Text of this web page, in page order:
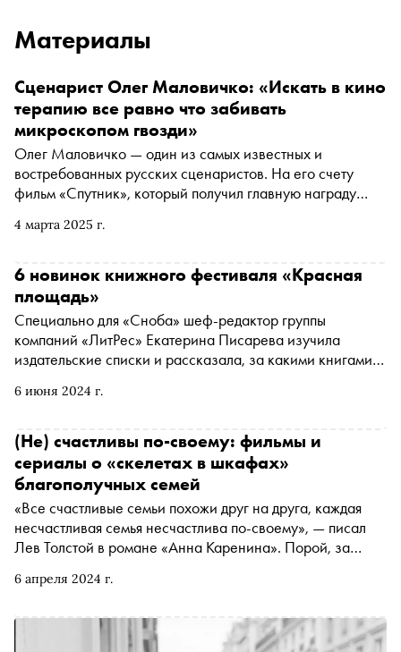
Материалы
4 марта 2025 г.
Сценарист Олег Маловичко: «Искать в кино
терапию все равно что забивать
микроскопом гвозди»
Олег Маловичко — один из самых известных и
востребованных русских сценаристов. На его счету
фильм «Спутник», который получил главную награду
«Лед», вошедший в десятку самых кассовых
пациент», «Лихие», «Трасса»… В интервью
корреспонденту «Сноба» Александру Юдину сценарист
рассказал о том, как труд сценариста помогает бороться
с прокрастинацией и алкогольной зависимостью, есть ли
на рынке место новичкам, почему в сериалах можно
позволить себе больше, чем в полном метре, и что
делать, если актер Сергей Гармаш мешает покупать на
6 июня 2024 г.
6 новинок книжного фестиваля «Красная
площадь»
Специально для «Сноба» шеф-редактор группы
компаний «ЛитРес» Екатерина Писарева изучила
издательские списки и рассказала, за какими книгами
проходит с 6 по 9 июня. В списке и ожидаемая
известного драматурга, и роман о превратностях судьбы
6 апреля 2024 г.
(Не) счастливы по-своему: фильмы и
сериалы о «скелетах в шкафах»
благополучных семей
«Все счастливые семьи похожи друг на друга, каждая
несчастливая семья несчастлива по-своему», — писал
Лев Толстой в романе «Анна Каренина». Порой, за
предательство, измены, домашнее насилие. Последней
согласие» Валерии Гай Германики, который вышел 1
апреля на KION. Вместе с онлайн-кинотеатром «Сноб»